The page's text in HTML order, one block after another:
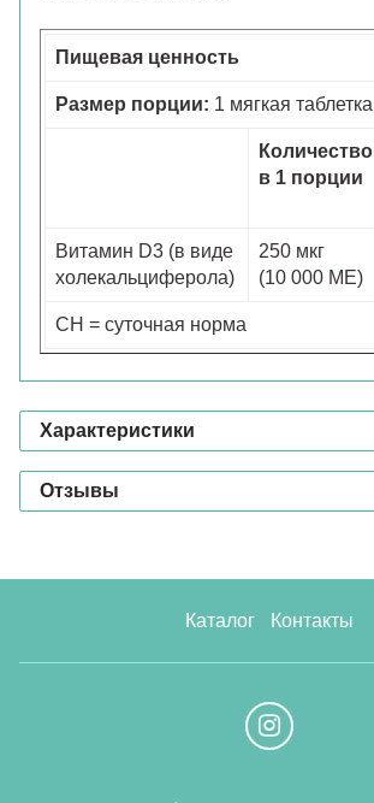
Пищевая ценность
Размер порции: 1 мягкая таблетка
Количество
в 1 порции
Витамин D3 (в виде
холекальциферола)
250 мкг
(10 000 МЕ)
СН = суточная норма
Характеристики
Отзывы
Каталог Контакты